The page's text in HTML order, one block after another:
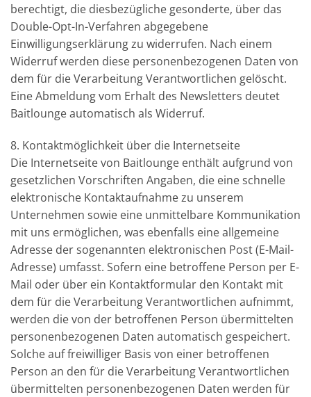
berechtigt, die diesbezügliche gesonderte, über das
Double-Opt-In-Verfahren abgegebene
Einwilligungserklärung zu widerrufen. Nach einem
Widerruf werden diese personenbezogenen Daten von
dem für die Verarbeitung Verantwortlichen gelöscht.
Eine Abmeldung vom Erhalt des Newsletters deutet
Baitlounge automatisch als Widerruf.
8. Kontaktmöglichkeit über die Internetseite
Die Internetseite von Baitlounge enthält aufgrund von
gesetzlichen Vorschriften Angaben, die eine schnelle
elektronische Kontaktaufnahme zu unserem
Unternehmen sowie eine unmittelbare Kommunikation
mit uns ermöglichen, was ebenfalls eine allgemeine
Adresse der sogenannten elektronischen Post (E-Mail-
Adresse) umfasst. Sofern eine betroffene Person per E-
Mail oder über ein Kontaktformular den Kontakt mit
dem für die Verarbeitung Verantwortlichen aufnimmt,
werden die von der betroffenen Person übermittelten
personenbezogenen Daten automatisch gespeichert.
Solche auf freiwilliger Basis von einer betroffenen
Person an den für die Verarbeitung Verantwortlichen
übermittelten personenbezogenen Daten werden für